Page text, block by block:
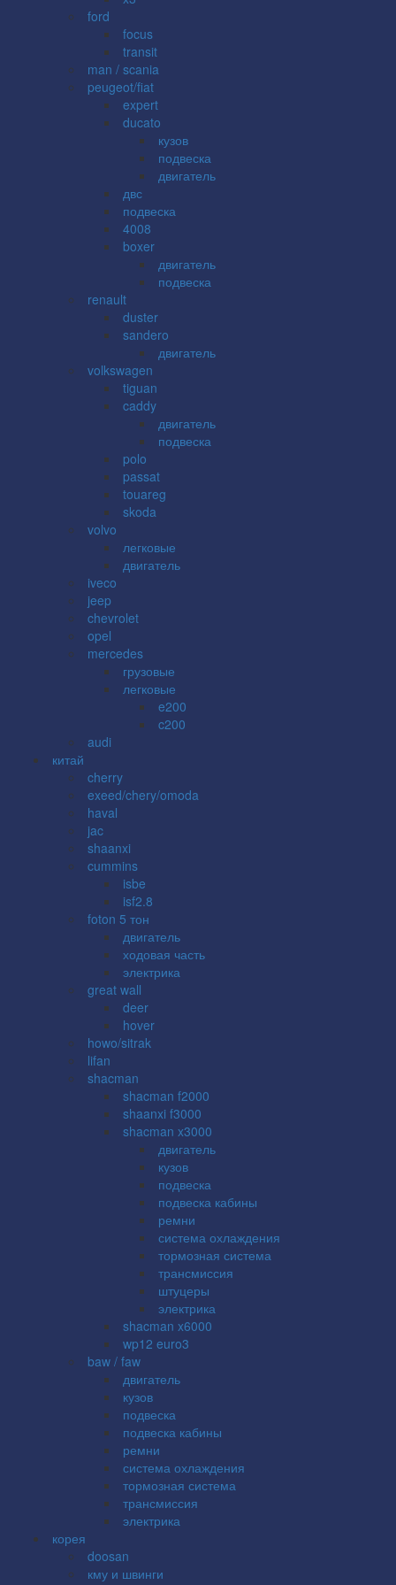
ford
focus
transit
man / scania
peugeot/fiat
expert
ducato
кузов
подвеска
двигатель
двс
подвеска
4008
boxer
двигатель
подвеска
renault
duster
sandero
двигатель
volkswagen
tiguan
caddy
двигатель
подвеска
polo
passat
touareg
skoda
volvo
легковые
двигатель
iveco
jeep
chevrolet
opel
mercedes
грузовые
легковые
e200
c200
audi
китай
cherry
exeed/chery/omoda
haval
jac
shaanxi
cummins
isbe
isf2.8
foton 5 тон
двигатель
ходовая часть
электрика
great wall
deer
hover
howo/sitrak
lifan
shacman
shacman f2000
shaanxi f3000
shacman x3000
двигатель
кузов
подвеска
подвеска кабины
ремни
система охлаждения
тормозная система
трансмиссия
штуцеры
электрика
shacman x6000
wp12 euro3
baw / faw
двигатель
кузов
подвеска
подвеска кабины
ремни
система охлаждения
тормозная система
трансмиссия
электрика
корея
doosan
кму и швинги